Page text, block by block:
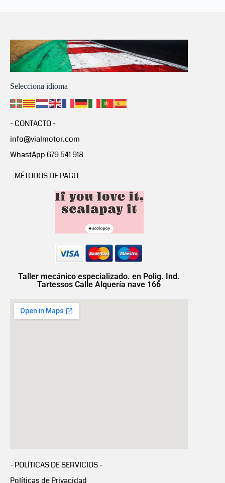
Selecciona idioma
- CONTACTO -
info@vialmotor.com
WhastApp 679 541 918
- MÉTODOS DE PAGO -
Taller mecánico especializado. en Polig. Ind.
Tartessos Calle Alquería nave 166
- POLÍTICAS DE SERVICIOS -
Políticas de Privacidad